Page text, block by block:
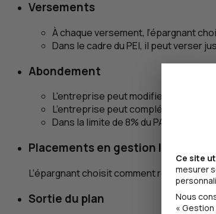
Versements
À chaque versement, l’épargnant
Dans le cadre duPEI, il peut verser
Abondement
L'entreprise peut modifier chaque
L’entreprise peut compléter les
Dans la limite de 8% du PASS.
Placements en gestion libre
L’épargnant choisit comment répartir
Sortie du plan
Ce site
mesurer
Nous
«